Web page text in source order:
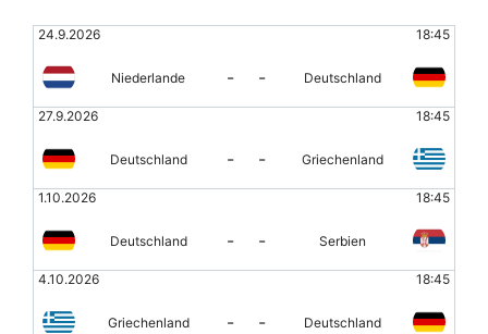
24.9.2026 18:45
Niederlande - - Deutschland
27.9.2026 18:45
Deutschland - - Griechenland
1.10.2026 18:45
Deutschland - - Serbien
4.10.2026 18:45
Griechenland - - Deutschland